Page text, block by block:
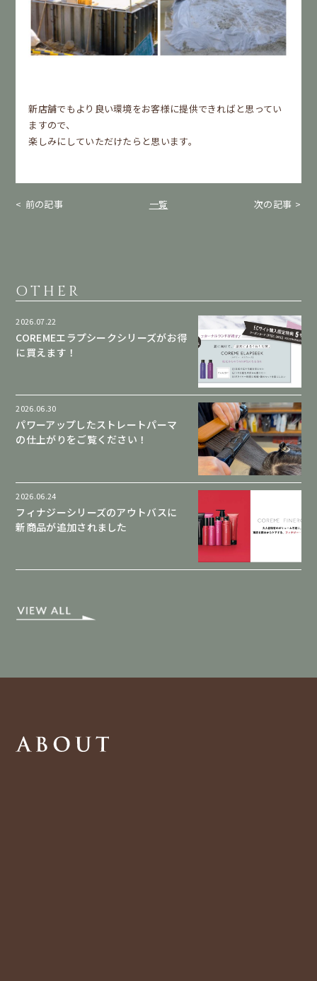
新店舗でもより良い環境をお客様に提供できればと思ってい
ますので、
楽しみにしていただけたらと思います。
前の記事 一覧 次の記事
OTHER
2026.07.22
COREMEエラプシークシリーズがお得
に買えます！
2026.06.30
パワーアップしたストレートパーマ
の仕上がりをご覧ください！
2026.06.24
フィナジーシリーズのアウトバスに
新商品が追加されました